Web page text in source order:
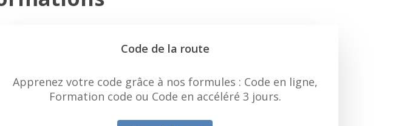
Code de la route
Apprenez votre code grâce à nos formules : Code en ligne,
Formation code ou Code en accéléré 3 jours.